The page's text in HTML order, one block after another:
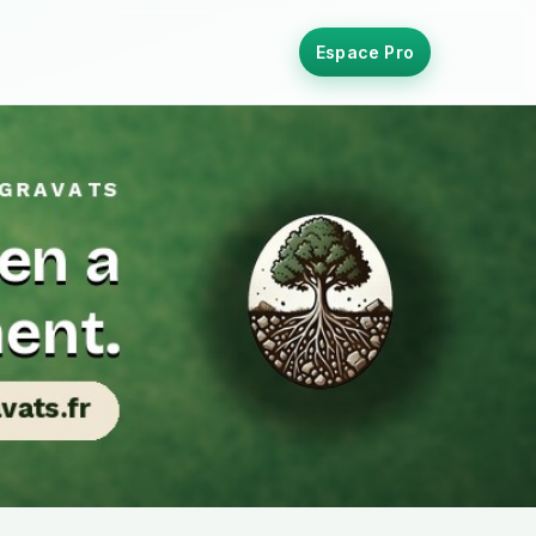
Espace Pro